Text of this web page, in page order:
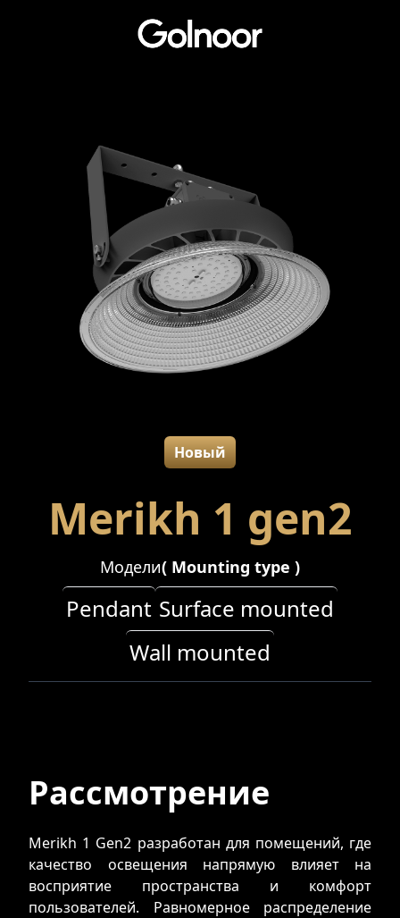
Новый
Merikh 1 gen2
Модели( Mounting type )
Pendant Surface mounted
Wall mounted
Рассмотрение
Merikh 1 Gen2 разработан для помещений, где
качество освещения напрямую влияет на
восприятие пространства и комфорт
пользователей. Равномерное распределение